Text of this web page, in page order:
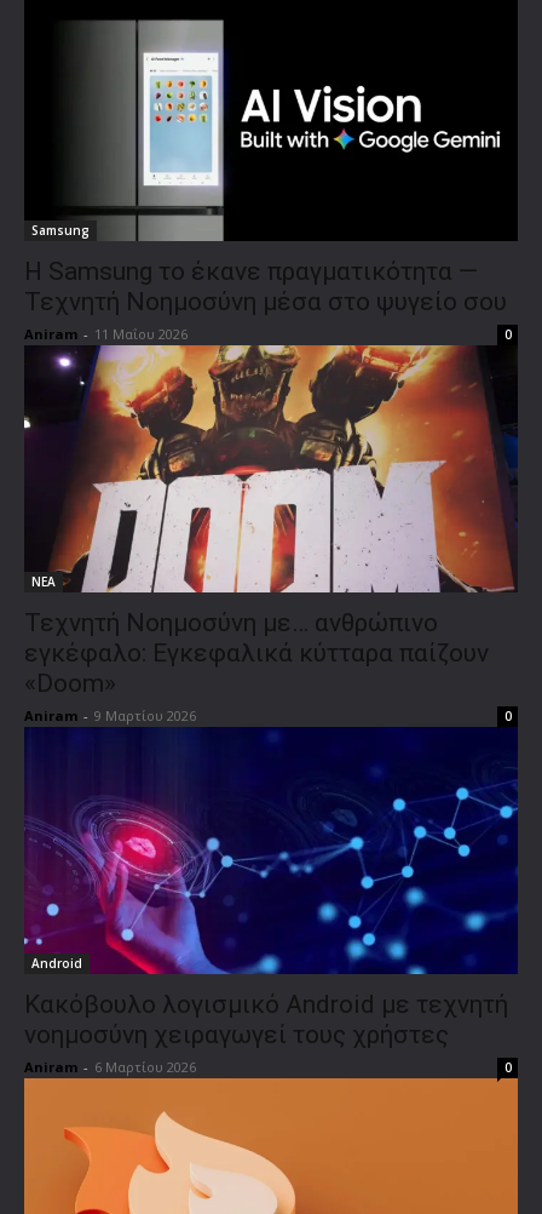
Samsung
Η Samsung το έκανε πραγματικότητα —
Τεχνητή Νοημοσύνη μέσα στο ψυγείο σου
Aniram - 11 Μαΐου 2026 0
ΝΕΑ
Τεχνητή Νοημοσύνη με… ανθρώπινο
εγκέφαλο: Εγκεφαλικά κύτταρα παίζουν
«Doom»
Aniram - 9 Μαρτίου 2026 0
Android
Κακόβουλο λογισμικό Android με τεχνητή
νοημοσύνη χειραγωγεί τους χρήστες
Aniram - 6 Μαρτίου 2026 0